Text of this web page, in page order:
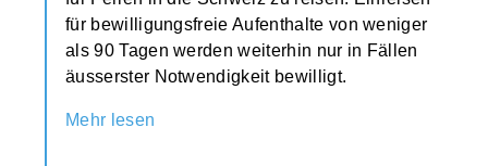
für bewilligungsfreie Aufenthalte von weniger
als 90 Tagen werden weiterhin nur in Fällen
äusserster Notwendigkeit bewilligt.
Mehr lesen